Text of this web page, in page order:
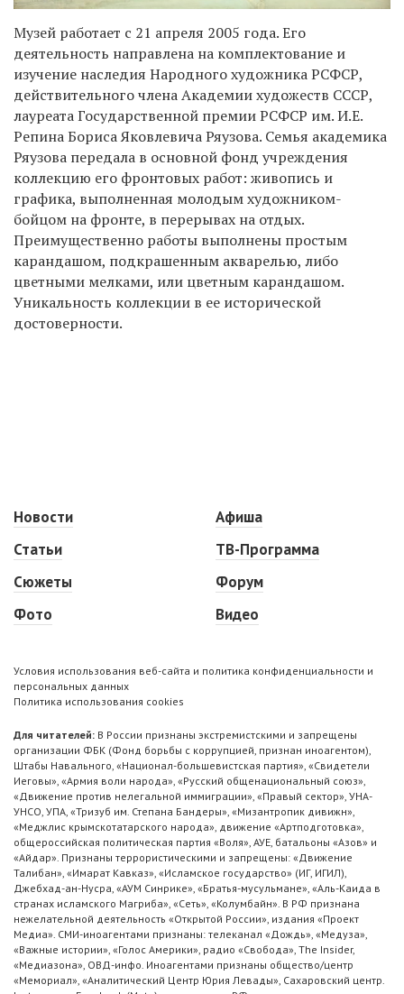
Музей работает с 21 апреля 2005 года. Его
деятельность направлена на комплектование и
изучение наследия Народного художника РСФСР,
действительного члена Академии художеств СССР,
лауреата Государственной премии РСФСР им. И.Е.
Репина Бориса Яковлевича Ряузова. Семья академика
Ряузова передала в основной фонд учреждения
коллекцию его фронтовых работ: живопись и
графика, выполненная молодым художником-
бойцом на фронте, в перерывах на отдых.
Преимущественно работы выполнены простым
карандашом, подкрашенным акварелью, либо
цветными мелками, или цветным карандашом.
Уникальность коллекции в ее исторической
достоверности.
Новости
Статьи
Сюжеты
Фото
Афиша
ТВ-Программа
Форум
Видео
Условия использования веб-сайта и политика конфиденциальности и
персональных данных
Политика использования cookies
Для читателей: В России признаны экстремистскими и запрещены
организации ФБК (Фонд борьбы с коррупцией, признан иноагентом),
Штабы Навального, «Национал-большевистская партия», «Свидетели
Иеговы», «Армия воли народа», «Русский общенациональный союз»,
«Движение против нелегальной иммиграции», «Правый сектор», УНА-
УНСО, УПА, «Тризуб им. Степана Бандеры», «Мизантропик дивижн»,
«Меджлис крымскотатарского народа», движение «Артподготовка»,
общероссийская политическая партия «Воля», АУЕ, батальоны «Азов» и
«Айдар». Признаны террористическими и запрещены: «Движение
Талибан», «Имарат Кавказ», «Исламское государство» (ИГ, ИГИЛ),
Джебхад-ан-Нусра, «АУМ Синрике», «Братья-мусульмане», «Аль-Каида в
странах исламского Магриба», «Сеть», «Колумбайн». В РФ признана
нежелательной деятельность «Открытой России», издания «Проект
Медиа». СМИ-иноагентами признаны: телеканал «Дождь», «Медуза»,
«Важные истории», «Голос Америки», радио «Свобода», The Insider,
«Медиазона», ОВД-инфо. Иноагентами признаны общество/центр
«Мемориал», «Аналитический Центр Юрия Левады», Сахаровский центр.